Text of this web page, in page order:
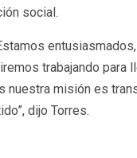
social.
trabajando
nuestra misión es
dijo Torres.